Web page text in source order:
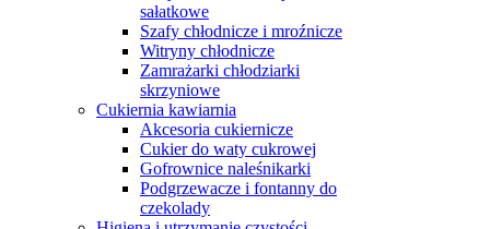
sałatkowe
Szafy chłodnicze i mroźnicze
Witryny chłodnicze
Zamrażarki chłodziarki
skrzyniowe
Cukiernia kawiarnia
Akcesoria cukiernicze
Cukier do waty cukrowej
Gofrownice naleśnikarki
Podgrzewacze i fontanny do
czekolady